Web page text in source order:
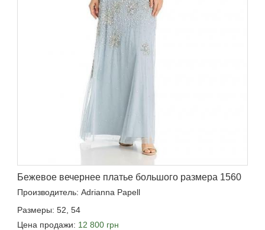
Бежевое вечернее платье большого размера 1560
Производитель: Adrianna Papell
Размеры: 52, 54
Цена продажи: 12 800 грн